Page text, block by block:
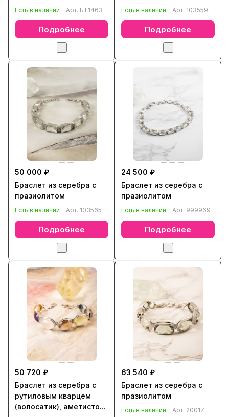
Есть в наличии Арт. БТ1463
Подробнее
Есть в наличии Арт. 103559
Подробнее
50 000 ₽
Браслет из серебра с
празиолитом
Есть в наличии Арт. 103565
Подробнее
24 500 ₽
Браслет из серебра с
празиолитом
Есть в наличии Арт. 999969
Подробнее
50 720 ₽
Браслет из серебра с
рутиловым кварцем
(волосатик), аметистом,
63 540 ₽
Браслет из серебра с
празиолитом
Есть в наличии Арт. 20017